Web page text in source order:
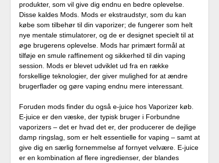
produkter, som vil give dig endnu en bedre oplevelse.
Disse kaldes Mods. Mods er ekstraudstyr, som du kan
købe som tilbehør til din vaporizer; de fungerer som helt
nye mentale stimulatorer, og de er designet specielt til at
øge brugerens oplevelse. Mods har primært formål at
tilføje en smule raffinement og sikkerhed til din vaping
session. Mods er blevet udviklet ud fra en række
forskellige teknologier, der giver mulighed for at ændre
brugerflader og gøre vaping endnu mere interessant.
Foruden mods finder du også e-juice hos Vaporizer køb.
E-juice er den væske, der typisk bruger i Forbundne
vaporizers – det er hvad det er, der producerer de dejlige
damp ringslag, som er helt essentielle for vaping – samt at
give dig en særlig fornemmelse af fornyet velvære. E-juice
er en kombination af flere ingredienser, der blandes